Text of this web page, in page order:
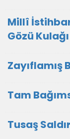
Millî
Gözü
Zayıflamış
Tam
Tusaş